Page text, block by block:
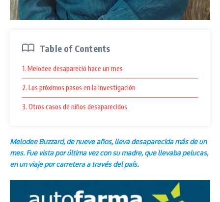
Table of Contents
1. Melodee desapareció hace un mes
2. Los próximos pasos en la investigación
3. Otros casos de niños desaparecidos
Melodee Buzzard, de nueve años, lleva desaparecida más de un
mes. Fue vista por última vez con su madre, que llevaba pelucas,
en un viaje por carretera a través del país.